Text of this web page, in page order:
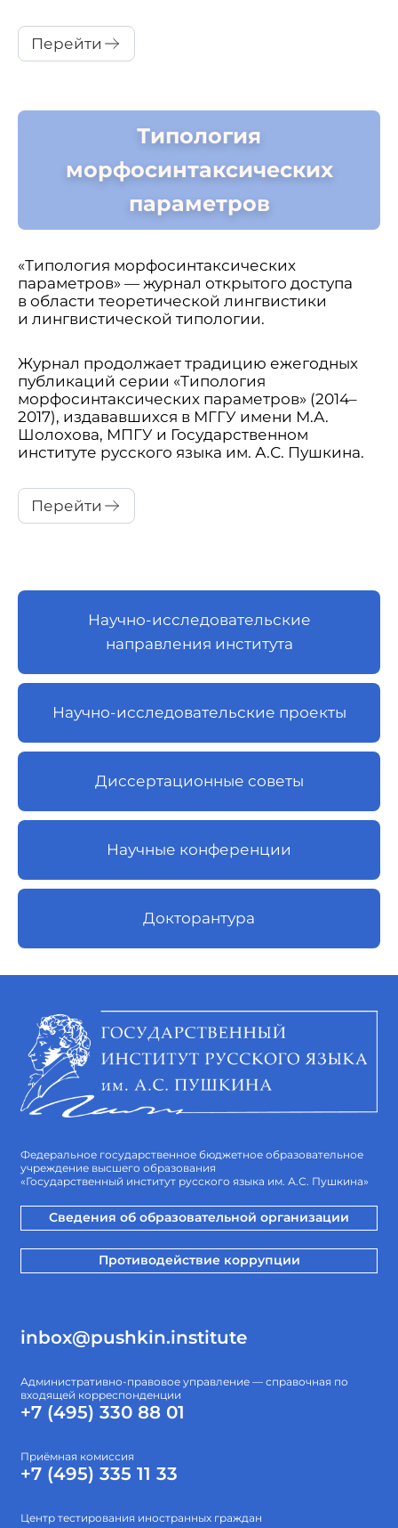
Перейти
Типология
морфосинтаксических
параметров
«Типология морфосинтаксических
параметров» — журнал открытого доступа
в области теоретической лингвистики
и лингвистической типологии.
Журнал продолжает традицию ежегодных
публикаций серии «Типология
морфосинтаксических параметров» (2014–
2017), издававшихся в МГГУ имени М.А.
Шолохова, МПГУ и Государственном
институте русского языка им. А.С. Пушкина.
Перейти
Научно-исследовательские
направления института
Научно-исследовательские проекты
Диссертационные советы
Научные конференции
Докторантура
Федеральное государственное бюджетное образовательное
учреждение высшего образования
«Государственный институт русского языка им. А.С. Пушкина»
Сведения об образовательной организации
Противодействие коррупции
inbox@pushkin.institute
Административно-правовое управление — справочная по
входящей корреспонденции
+7 (495) 330 88 01
Приёмная комиссия
+7 (495) 335 11 33
Центр тестирования иностранных граждан